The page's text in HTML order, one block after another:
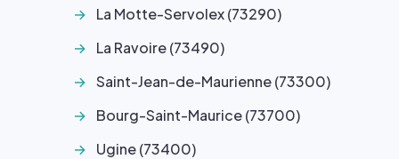
La Motte-Servolex (73290)
La Ravoire (73490)
Saint-Jean-de-Maurienne (73300)
Bourg-Saint-Maurice (73700)
Ugine (73400)